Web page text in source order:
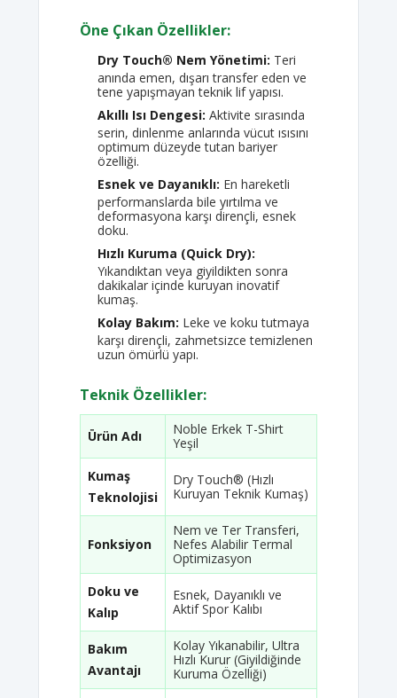
Öne Çıkan Özellikler:
Dry Touch® Nem Yönetimi: Teri
anında emen, dışarı transfer eden ve
tene yapışmayan teknik lif yapısı.
Akıllı Isı Dengesi: Aktivite sırasında
serin, dinlenme anlarında vücut ısısını
optimum düzeyde tutan bariyer
özelliği.
Esnek ve Dayanıklı: En hareketli
performanslarda bile yırtılma ve
deformasyona karşı dirençli, esnek
doku.
Hızlı Kuruma (Quick Dry):
Yıkandıktan veya giyildikten sonra
dakikalar içinde kuruyan inovatif
kumaş.
Kolay Bakım: Leke ve koku tutmaya
karşı dirençli, zahmetsizce temizlenen
uzun ömürlü yapı.
Teknik Özellikler:
Ürün Adı
Noble Erkek T-Shirt
Yeşil
Kumaş
Teknolojisi
Dry Touch® (Hızlı
Kuruyan Teknik Kumaş)
Fonksiyon
Nem ve Ter Transferi,
Nefes Alabilir Termal
Optimizasyon
Doku ve
Kalıp
Esnek, Dayanıklı ve
Aktif Spor Kalıbı
Bakım
Avantajı
Kolay Yıkanabilir, Ultra
Hızlı Kurur (Giyildiğinde
Kuruma Özelliği)